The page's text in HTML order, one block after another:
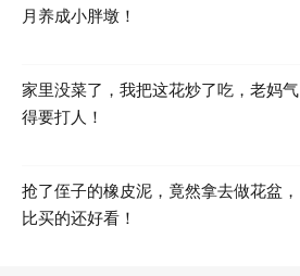
月养成小胖墩！
家里没菜了，我把这花炒了吃，老妈气
得要打人！
抢了侄子的橡皮泥，竟然拿去做花盆，
比买的还好看！